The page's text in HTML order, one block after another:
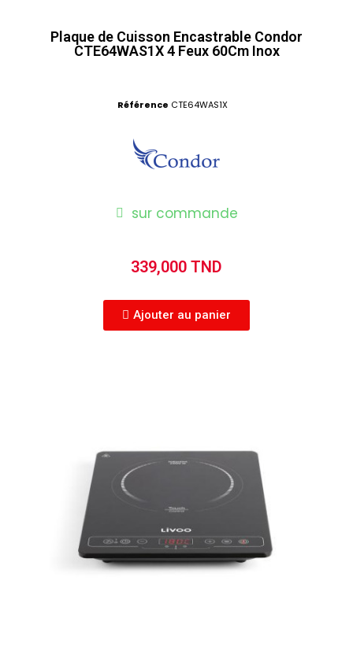
Plaque de Cuisson Encastrable Condor
CTE64WAS1X 4 Feux 60Cm Inox
Référence CTE64WAS1X
sur commande
339,000 TND
Ajouter au panier